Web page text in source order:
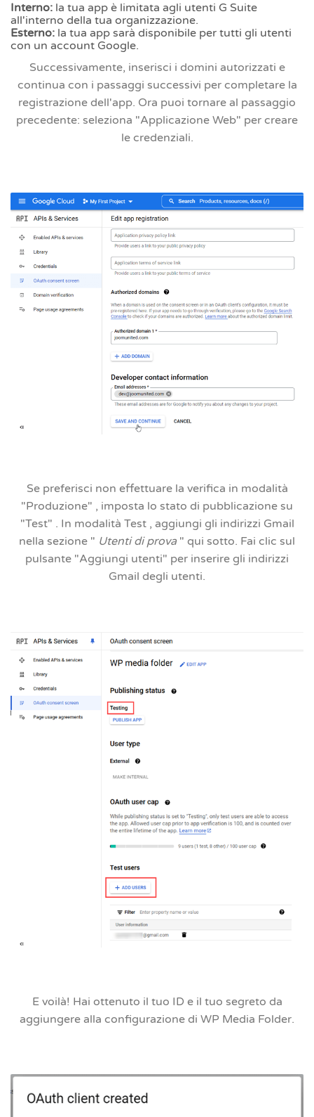
Interno: la tua app è limitata agli utenti G Suite
all'interno della tua organizzazione.
Esterno: la tua app sarà disponibile per tutti gli utenti
con un account Google.
Successivamente, inserisci i domini autorizzati e
continua con i passaggi successivi per completare la
registrazione dell'app. Ora puoi tornare al passaggio
precedente: seleziona "Applicazione Web" per creare
le credenziali.
Se preferisci non effettuare la verifica in modalità
"Produzione" , imposta lo stato di pubblicazione su
"Test" . In modalità Test , aggiungi gli indirizzi Gmail
nella sezione " Utenti di prova " qui sotto. Fai clic sul
pulsante "Aggiungi utenti" per inserire gli indirizzi
Gmail degli utenti.
E voilà! Hai ottenuto il tuo ID e il tuo segreto da
aggiungere alla configurazione di WP Media Folder.